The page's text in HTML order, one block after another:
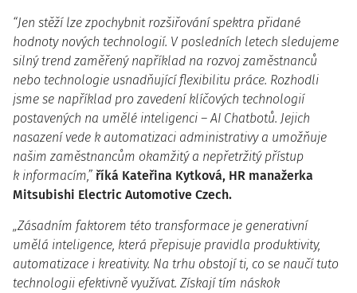
“Jen stěží lze zpochybnit rozšiřování spektra přidané
hodnoty nových technologií. V posledních letech sledujeme
silný trend zaměřený například na rozvoj zaměstnanců
nebo technologie usnadňující flexibilitu práce. Rozhodli
jsme se například pro zavedení klíčových technologií
postavených na umělé inteligenci – AI Chatbotů. Jejich
nasazení vede k automatizaci administrativy a umožňuje
našim zaměstnancům okamžitý a nepřetržitý přístup
k informacím,” říká Kateřina Kytková, HR manažerka
Mitsubishi Electric Automotive Czech.
„Zásadním faktorem této transformace je generativní
umělá inteligence, která přepisuje pravidla produktivity,
automatizace i kreativity. Na trhu obstojí ti, co se naučí tuto
technologii efektivně využívat. Získají tím náskok